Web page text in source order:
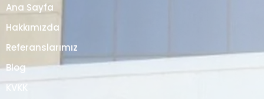
Ana Sayfa
Hakkımızda
Referanslarımız
Blog
KVKK